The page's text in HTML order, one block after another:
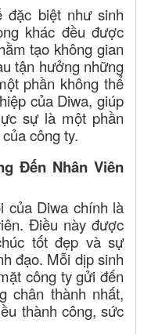
đặc biệt như sinh
khác đều được
tạo không gian
tận hưởng những
phần không thể
của Diwa, giúp
sự là một phần
công ty.
Đến Nhân Viên
của Diwa chính là
Điều này được
tốt đẹp và sự
đạo. Mỗi dịp sinh
công ty gửi đến
chân thành nhất,
thành công, sức